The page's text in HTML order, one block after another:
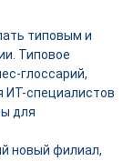
типовым и
Типовое
глоссарий,
ИТ-специалистов
для
новый филиал,